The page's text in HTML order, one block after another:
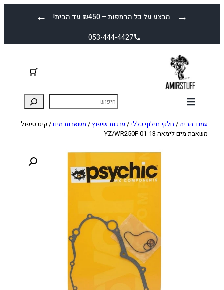
← מבצע על כל הרמפות – ₪450 עד הבית! →
053-444-4427
עמוד הבית/ חלקי חילוף כללי/ ערכות שיפוץ/ משאבות מים/ קיט טיפול
משאבת מים לימאה YZ/WR250F 01-13